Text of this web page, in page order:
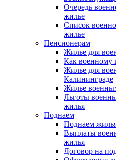
Очередь
жилье
Список
жилье
Пенсионерам
Жилье для
Как военному
Жилье для
Калининграде
Жилье
Льготы
жилья
Поднаем
Поднаем
Выплаты
жилья
Договор на